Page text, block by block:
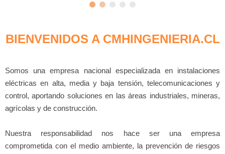
BIENVENIDOS A CMHINGENIERIA.CL
Somos una empresa nacional especializada en instalaciones
eléctricas en alta, media y baja tensión, telecomunicaciones y
control, aportando soluciones en las áreas industriales, mineras,
agrícolas y de construcción.
Nuestra responsabilidad nos hace ser una empresa
comprometida con el medio ambiente, la prevención de riesgos